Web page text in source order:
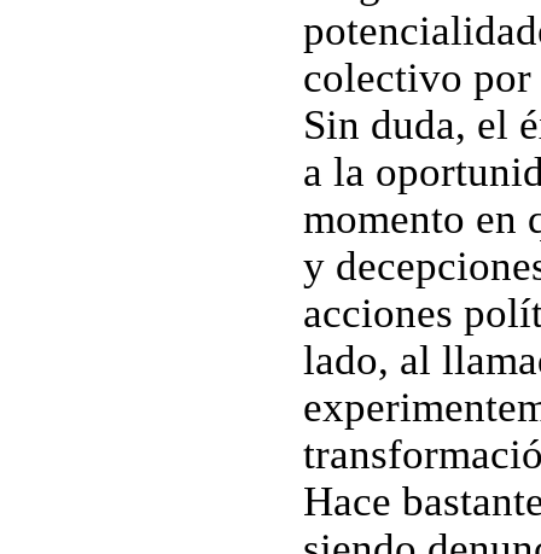
colectivo por
Sin duda, el
a la
momento en
y
acciones
lado, al
Hace